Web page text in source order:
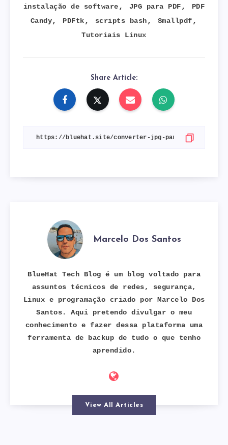
instalação de software, JPG para PDF,
PDF
Candy, PDFtk, scripts bash, Smallpdf,
Tutoriais Linux
Share Article:
Marcelo Dos Santos
BlueHat Tech Blog é um blog voltado para
assuntos técnicos de redes, segurança,
Linux e programação criado por Marcelo Dos
Santos. Aqui pretendo divulgar o meu
conhecimento e fazer dessa plataforma uma
ferramenta de backup de tudo o que tenho
aprendido.
View All Articles